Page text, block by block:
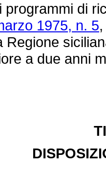
di
1975, n. 5
Regione
a due anni